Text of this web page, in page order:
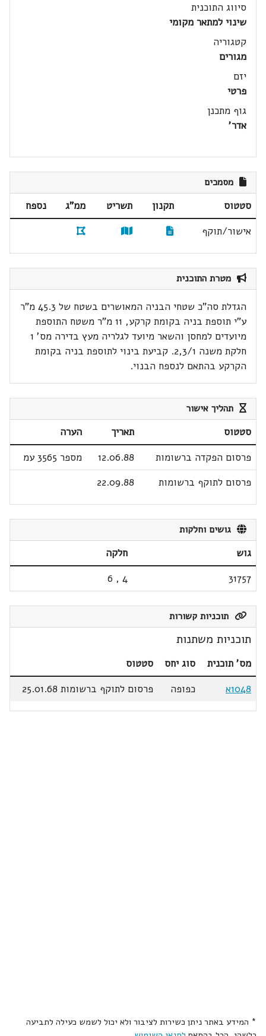
סיווג התוכנית
שינוי למתאר מקומי
קטגוריה
מגורים
יזם
פרטי
גוף מתכנן
אדר'
מסמכים
סטטוס תקנון תשריט ממ"ג
נספח
אישור/תוקף
מטרת התוכנית
הגדלת סה"כ שטחי הבניה המאושרים בשטח של 45.3 מ"ר
ע"י תוספת בניה בקומת קרקע, 11 מ"ר משטח התוספת
מיועדים למחסן והשאר מיועד לגלריה מעץ בדירה מס' 1
חלקת משנה 2,3/1. קביעת בינוי לתוספת בניה בקומת
הקרקע בהתאם לנספח הבנוי.
תהליך אישור
סטטוס תאריך
הערה
פרסום הפקדה ברשומות
12.06.88
מספר 3565 עמ
פרסום לתוקף ברשומות
22.09.88
גושים וחלקות
גוש
חלקה
31757
4
,
6
תוכניות קשורות
תוכניות משתנות
מס' תוכנית סוג יחס
סטטוס
1048א
כפופה פרסום לתוקף ברשומות 25.01.68
* המידע באתר ניתן כשירות לציבור ולא יכול לשמש כעילה לתביעה